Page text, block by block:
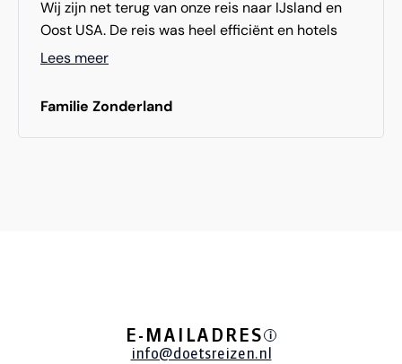
Wij zijn net terug van onze reis naar IJsland en
Oost USA. De reis was heel efficiënt en hotels
waren prima tot zeer goed. De diversiteit van
nachtenverdeling ook.
Lees meer
Familie Zonderland
E-MAILADRES i
info@doetsreizen.nl